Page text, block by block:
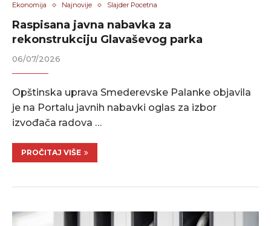
Ekonomija Najnovije Slajder Pocetna
Raspisana javna nabavka za
rekonstrukciju Glavaševog parka
06/07/2026
Opštinska uprava Smederevske Palanke objavila
je na Portalu javnih nabavki oglas za izbor
izvođača radova …
PROČITAJ VIŠE